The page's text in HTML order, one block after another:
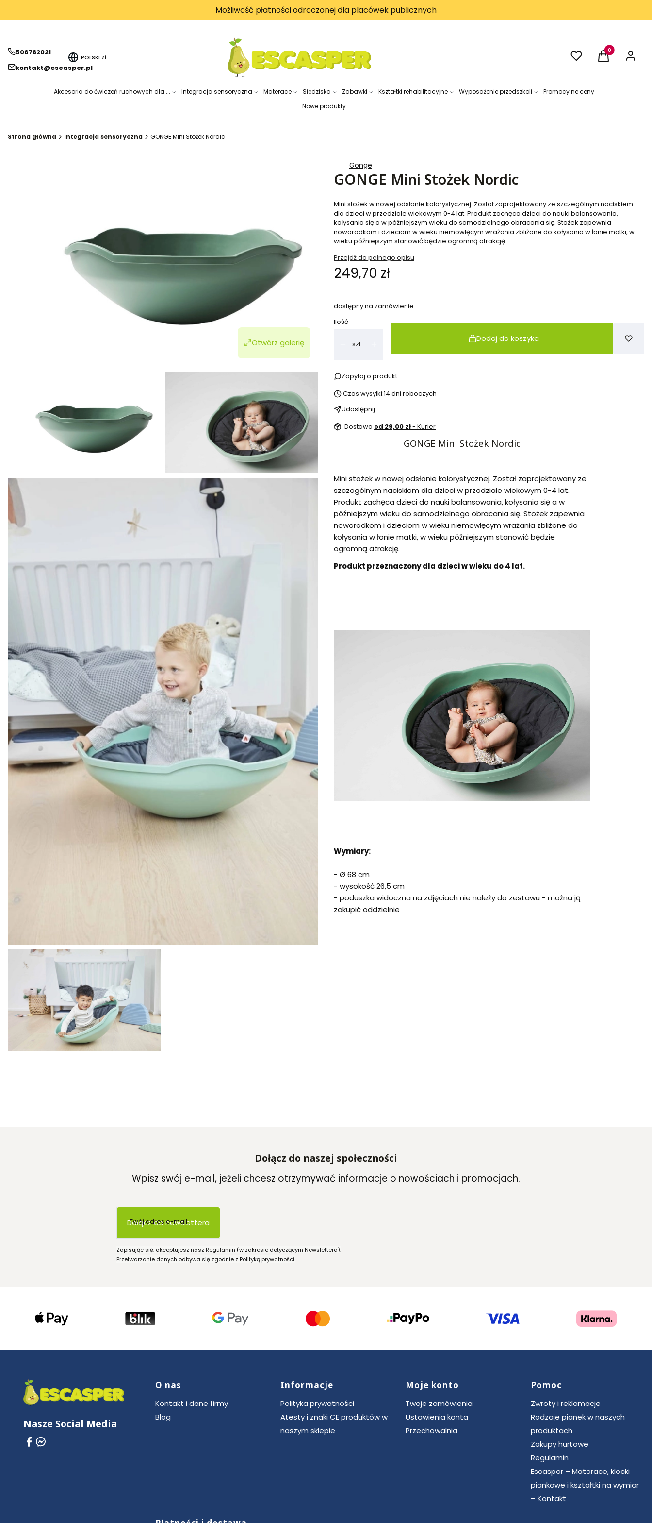
Możliwość płatności odroczonej dla placówek publicznych
506782021
kontakt@escasper.pl
POLSKI ZŁ UlubioneProdukty w
Koszyk Zaloguj
Akcesoria do ćwiczeń ruchowych dla ... Integracja sensoryczna Materace Siedziska Zabawki Kształtki rehabilitacyjne Wyposażenie przedszkoli
Promocyjne ceny
Nowe produkty
Strona główna Integracja sensoryczna GONGE Mini Stożek Nordic
Otwórz galerię
Gonge
GONGE Mini Stożek Nordic
Mini stożek w nowej odsłonie kolorystycznej. Został zaprojektowany ze szczególnym naciskiem
dla dzieci w przedziale wiekowym 0-4 lat. Produkt zachęca dzieci do nauki balansowania,
kołysania się a w późniejszym wieku do samodzielnego obracania się. Stożek zapewnia
noworodkom i dzieciom w wieku niemowlęcym wrażania zbliżone do kołysania w łonie matki, w
wieku późniejszym stanowić będzie ogromną atrakcję.
Przejdź do pełnego opisu
Cena
249,70 zł
dostępny na zamówienie
Ilość
szt.
Dodaj do koszyka
Zapytaj o produkt
Czas wysyłki:14 dni roboczych
Udostępnij
Dostawa od 29,00 zł- Kurier
GONGE Mini Stożek Nordic
Mini stożek w nowej odsłonie kolorystycznej. Został zaprojektowany ze
szczególnym naciskiem dla dzieci w przedziale wiekowym 0-4 lat.
Produkt zachęca dzieci do nauki balansowania, kołysania się a w
późniejszym wieku do samodzielnego obracania się. Stożek zapewnia
noworodkom i dzieciom w wieku niemowlęcym wrażania zbliżone do
kołysania w łonie matki, w wieku późniejszym stanowić będzie
ogromną atrakcję.
Produkt przeznaczony dla dzieci w wieku do 4 lat.
Wymiary:
- Ø 68 cm
- wysokość 26,5 cm
- poduszka widoczna na zdjęciach nie należy do zestawu - można ją
zakupić oddzielnie
Dołącz do naszej społeczności
Wpisz swój e-mail, jeżeli chcesz otrzymywać informacje o nowościach i promocjach.
Twój adres e-mail
Dołącz do newslettera
Zapisując się, akceptujesz nasz Regulamin (w zakresie dotyczącym Newslettera).
Przetwarzanie danych odbywa się zgodnie z Polityką prywatności.
Nasze Social Media
Linki w stopce
O nas
Kontakt i dane firmy
Blog
Informacje
Polityka prywatności
Atesty i znaki CE produktów w
naszym sklepie
Moje konto
Twoje zamówienia
Ustawienia konta
Przechowalnia
Pomoc
Zwroty i reklamacje
Rodzaje pianek w naszych
produktach
Zakupy hurtowe
Regulamin
Escasper – Materace, klocki
piankowe i kształtki na wymiar
– Kontakt